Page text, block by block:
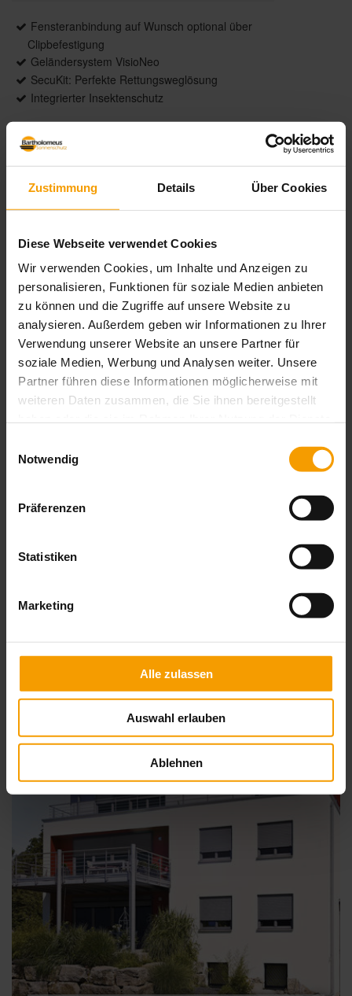
Zustimmung Details Über Cookies
Diese Webseite verwendet Cookies
Wir verwenden Cookies, um Inhalte und Anzeigen zu
personalisieren, Funktionen für soziale Medien anbieten
zu können und die Zugriffe auf unsere Website zu
analysieren. Außerdem geben wir Informationen zu Ihrer
Verwendung unserer Website an unsere Partner für
soziale Medien, Werbung und Analysen weiter. Unsere
Partner führen diese Informationen möglicherweise mit
weiteren Daten zusammen, die Sie ihnen bereitgestellt
Notwendig
Präferenzen
Statistiken
Marketing
Alle zulassen
Auswahl erlauben
Ablehnen
Fensteranbindung auf Wunsch optional über
Clipbefestigung
Geländersystem VisioNeo
SecuKit: Perfekte Rettungsweglösung
Integrierter Insektenschutz
Ausstattungsextras Rollladen
Weitere Informationen zu Rollladen-Profile
Farben
Weitere Informationen
Das könnte Sie auch interessieren
Aufsetz-Rollläden